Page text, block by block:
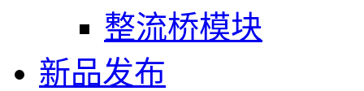
整流桥模块
新品发布